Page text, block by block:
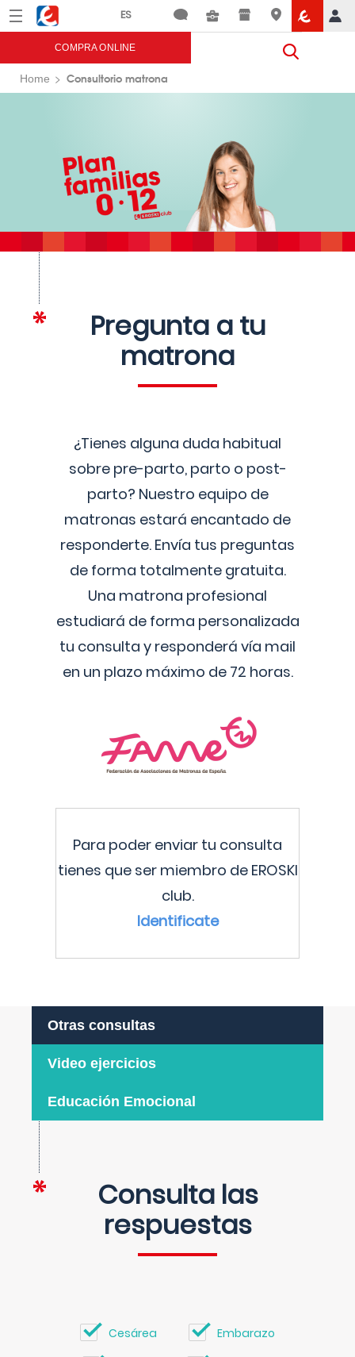
Menú Eroski
COMPRA ONLINE
Home Consultorio matrona
Pregunta a tu
matrona
¿Tienes alguna duda habitual
sobre pre-parto, parto o post-
parto? Nuestro equipo de
matronas estará encantado de
responderte. Envía tus preguntas
de forma totalmente gratuita.
Una matrona profesional
estudiará de forma personalizada
tu consulta y responderá vía mail
en un plazo máximo de 72 horas.
Para poder enviar tu consulta
tienes que ser miembro de EROSKI
club.
Identificate
Otras consultas
Video ejercicios
Educación Emocional
Consulta las
respuestas
Cesárea Embarazo